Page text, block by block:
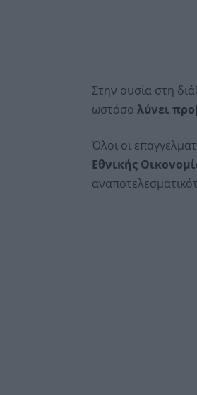
Στην ουσία στη
ωστόσο λύνει
Όλοι οι
Εθνικής